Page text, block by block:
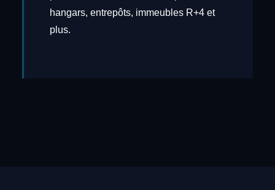
hangars, entrepôts, immeubles R+4 et
plus.